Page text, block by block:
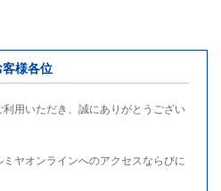
客様各位
用いただき、誠にありがとうござい
ヤオンラインへのアクセスならびに